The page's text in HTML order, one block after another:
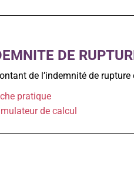
DE
de l’indemnité de
pratique
de calcul